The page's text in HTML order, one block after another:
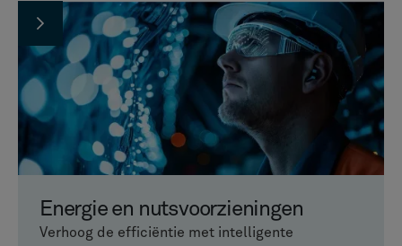
Energie en nutsvoorzieningen
Verhoog de efficiëntie met intelligente